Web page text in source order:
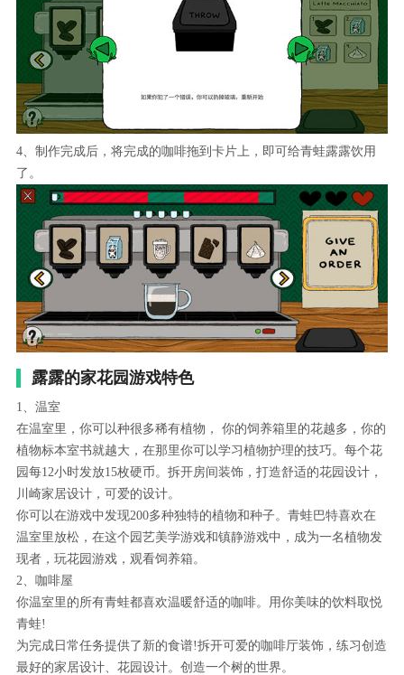
4、制作完成后，将完成的咖啡拖到卡片上，即可给青蛙露露饮用
了。
露露的家花园游戏特色
1、温室
在温室里，你可以种很多稀有植物， 你的饲养箱里的花越多，你的
植物标本室书就越大，在那里你可以学习植物护理的技巧。每个花
园每12小时发放15枚硬币。拆开房间装饰，打造舒适的花园设计，
川崎家居设计，可爱的设计。
你可以在游戏中发现200多种独特的植物和种子。青蛙巴特喜欢在
温室里放松，在这个园艺美学游戏和镇静游戏中，成为一名植物发
现者，玩花园游戏，观看饲养箱。
2、咖啡屋
你温室里的所有青蛙都喜欢温暖舒适的咖啡。用你美味的饮料取悦
青蛙!
为完成日常任务提供了新的食谱!拆开可爱的咖啡厅装饰，练习创造
最好的家居设计、花园设计。创造一个树的世界。